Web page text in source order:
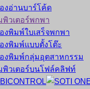
งอ่านบาร์โค้ด
พิวเตอร์พกพา
งพิมพ์ใบเสร็จพกพา
งพิมพ์แบบตั้งโต๊ะ
องพิมพ์กลุ่มอุตสาหกรรม
พิวเตอร์บนโฟล์คลิฟท์